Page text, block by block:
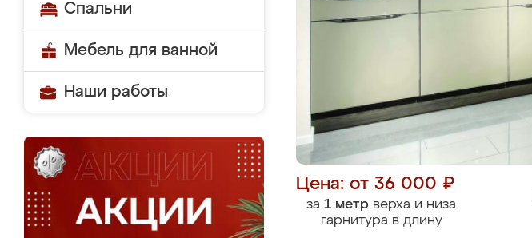
Спальни
Мебель для ванной
Наши работы
Цена: от 36 000 ₽
за 1 метр верха и низа
гарнитура в длину